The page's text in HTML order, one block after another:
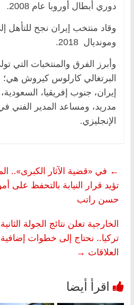
دوري أبطال أوروبا عام 2008.
ومونديال 2018.
وأبرز الفرق والمنتخبات التي
البرتغالي كارلوس كيروش هي؛
إيران، جنوب إفريقيا،
مدريد، ومساعد المدير الفني
الإنجليزي.
← في «قضية الآثار الكبرى»..
تؤيد قرار النيابة بالتحفظ على
حسن راتب
الخارجية تعلن نتائج الجولة
تركيا.. نحتاج إلى خطوات إضافية
العلاقات →